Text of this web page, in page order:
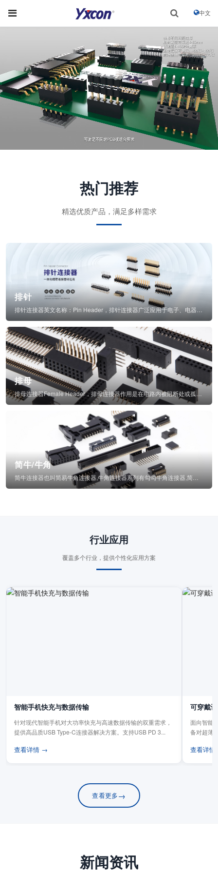
中文
热门推荐
精选优质产品，满足多样需求
排针
排母
排母连接器Female Header，排母连接器作用是在电路内被阻断处或孤立不通...
简牛/牛角
行业应用
覆盖多个行业，提供个性化应用方案
智能手机快充与数据传输
针对现代智能手机对大功率快充与高速数据传输的双重需求，
提供高品质USB Type-C连接器解决方案。支持USB PD 3...
查看详情 →
可穿戴
面向智能
备对超薄
查看详
查看更多→
新闻资讯